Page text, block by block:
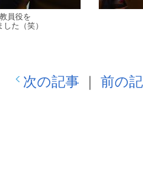
員役を
た（笑）
次の記事 ｜ 前の